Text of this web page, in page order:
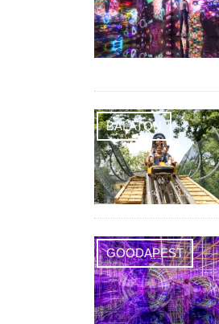
BALATON
GOODAPEST